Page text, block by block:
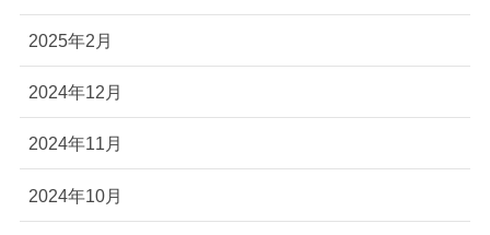
2025年2月
2024年12月
2024年11月
2024年10月